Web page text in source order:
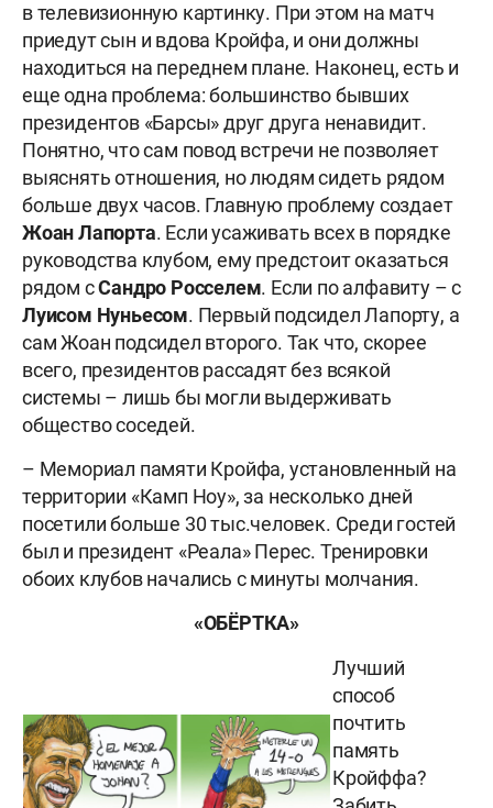
в телевизионную картинку. При этом на матч
приедут сын и вдова Кройфа, и они должны
находиться на переднем плане. Наконец, есть и
еще одна проблема: большинство бывших
президентов «Барсы» друг друга ненавидит.
Понятно, что сам повод встречи не позволяет
выяснять отношения, но людям сидеть рядом
больше двух часов. Главную проблему создает
Жоан Лапорта. Если усаживать всех в порядке
руководства клубом, ему предстоит оказаться
рядом сСандро Росселем. Если по алфавиту – с
Луисом Нуньесом. Первый подсидел Лапорту, а
сам Жоан подсидел второго. Так что, скорее
всего, президентов рассадят без всякой
системы – лишь бы могли выдерживать
общество соседей.
– Мемориал памяти Кройфа, установленный на
территории «Камп Ноу», за несколько дней
посетили больше 30 тыс.человек. Среди гостей
был и президент «Реала» Перес. Тренировки
обоих клубов начались с минуты молчания.
«ОБЁРТКА»
Лучший
способ
почтить
память
Кройффа?